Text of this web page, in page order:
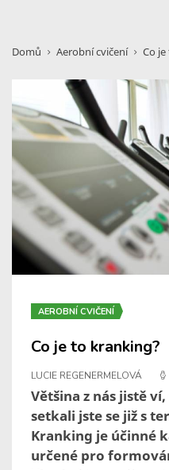
Domů Aerobní cvičení Co
AEROBNÍ CVIČENÍ
Co je to kranking?
LUCIE REGENERMELOVÁ
Většina z nás jistě
setkali jste se již s
Kranking je účinné
určené pro